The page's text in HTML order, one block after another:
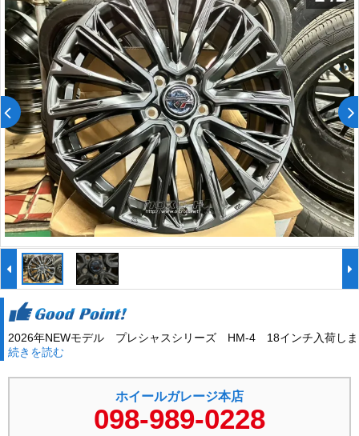
2026年NEWモデル プレシャスシリーズ HM-4 18インチ入荷しま
した！インチアップに！下取りもOK！取り付け工賃無料！
続きを読む
ホイールガレージ本店
098-989-0228